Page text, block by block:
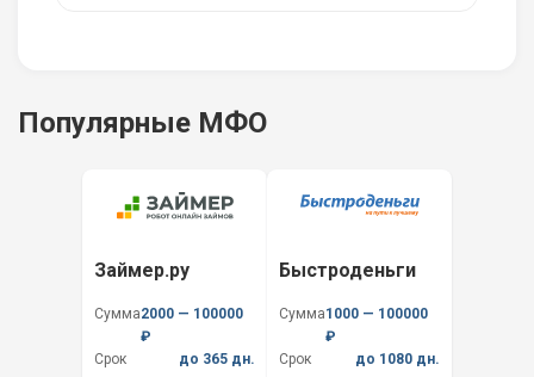
Популярные МФО
Займер.ру
Сумма2000 — 100000
₽
Срок
до 365 дн.
Быстроденьги
Сумма1000 — 100000
₽
Срок
до 1080 дн.